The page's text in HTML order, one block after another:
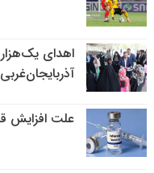
اهدای
آذربایجان‌غربی
علت افزایش